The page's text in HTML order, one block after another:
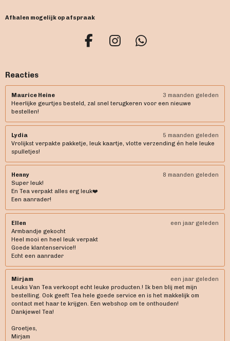
Afhalen mogelijk op afspraak
F
e
o
o
I
t
g
r
m
W
t
A
p
Reacties
Maurice Heine
3 maanden geleden
Heerlijke geurtjes besteld, zal snel terugkeren voor een nieuwe
bestellen!
Lydia
5 maanden geleden
Vrolijkst verpakte pakketje, leuk kaartje, vlotte verzending én hele leuke
spulletjes!
Henny
8 maanden geleden
Super leuk!
En Tea verpakt alles erg leuk❤️
Een aanrader!
Ellen
een jaar geleden
Armbandje gekocht
Heel mooi en heel leuk verpakt
Goede klantenservice!!
Echt een aanrader
Mirjam
een jaar geleden
Leuks Van Tea verkoopt echt leuke producten.! Ik ben blij met mijn
bestelling. Ook geeft Tea hele goede service en is het makkelijk om
contact met haar te krijgen. Een webshop om te onthouden!
Dankjewel Tea!
Groetjes,
Mirjam